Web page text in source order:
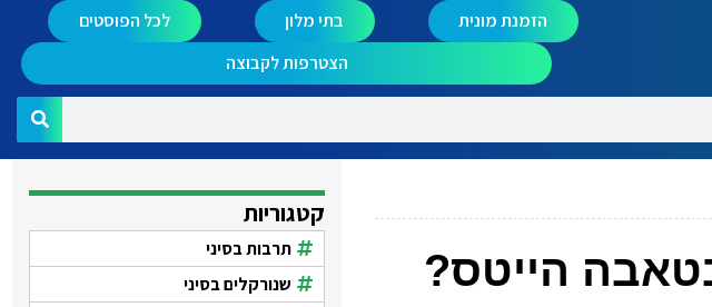
הזמנת מונית בתי מלון
לכל הפוסטים
הצטרפות לקבוצה
הייטס?
קטגוריות
תרבות בסיני
שנורקלים בסיני